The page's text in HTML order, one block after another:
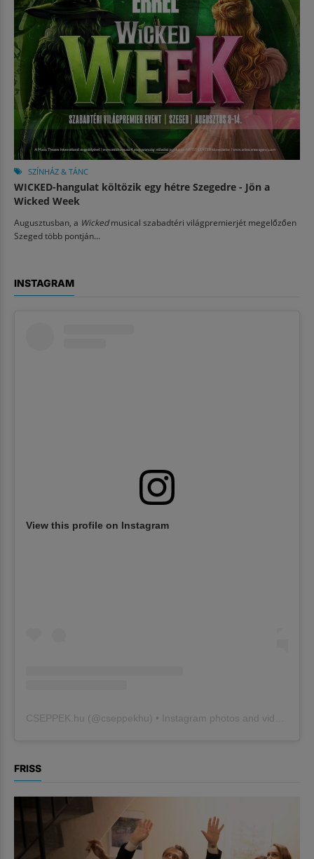
SZÍNHÁZ & TÁNC
WICKED-hangulat költözik egy hétre Szegedre - Jön a
Wicked Week
Augusztusban, a Wickedmusical szabadtéri világpremierjét megelőzően
Szeged több pontján...
INSTAGRAM
View this profile on Instagram
CSEPPEK.hu (@cseppekhu ) • Instagram photos and videos
FRISS